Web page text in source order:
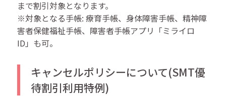
まで割引対象となります。
※対象となる手帳: 療育手帳、身体障害手帳、精神障
害者保健福祉手帳、障害者手帳アプリ「ミライロ
ID」も可。
キャンセルポリシーについて(SMT優
待割引利用特例)